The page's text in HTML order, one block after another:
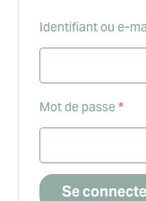
Identifiant ou e-
Mot de passe*
Se